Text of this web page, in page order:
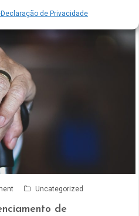
Declaração de Privacidade
Uncategorized
de